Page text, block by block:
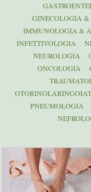
GINECOLOGIA &
IMMUNOLOGIA &
INFETTIVOLOGIA
NEUROLOGIA
ONCOLOGIA
PNEUMOLOGIA